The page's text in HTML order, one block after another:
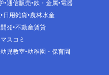
通信販売 鉄・金属 電器
日用雑貨 農林水産
発 不動産賃貸
スコミ
幼児教室 幼稚園・保育園